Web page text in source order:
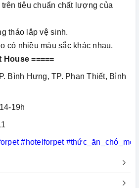
tiêu chuẩn chất lượng của
tháo lắp vệ sinh.
có nhiều màu sắc khác nhau.
House =====
Bình Hưng, TP. Phan Thiết, Bình
19h
#hotelforpet #thức_ăn_chó_mèo